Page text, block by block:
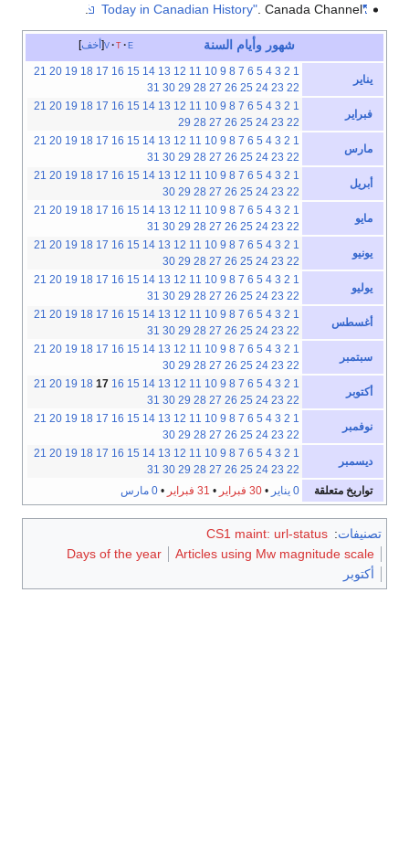
"Today in Canadian History"
. Canada Channel.
أخف v t e شهور وأيام السنة
يناير
1
2
3
4
5
6
7
8
9
10
11
12
13
14
15
16
17
18
19
20
21
22
23
24
25
26
27
28
29
30
31
فبراير
1
2
3
4
5
6
7
8
9
10
11
12
13
14
15
16
17
18
19
20
21
22
23
24
25
26
27
28
29
مارس
1
2
3
4
5
6
7
8
9
10
11
12
13
14
15
16
17
18
19
20
21
22
23
24
25
26
27
28
29
30
31
أبريل
1
2
3
4
5
6
7
8
9
10
11
12
13
14
15
16
17
18
19
20
21
22
23
24
25
26
27
28
29
30
مايو
1
2
3
4
5
6
7
8
9
10
11
12
13
14
15
16
17
18
19
20
21
22
23
24
25
26
27
28
29
30
31
يونيو
1
2
3
4
5
6
7
8
9
10
11
12
13
14
15
16
17
18
19
20
21
22
23
24
25
26
27
28
29
30
يوليو
1
2
3
4
5
6
7
8
9
10
11
12
13
14
15
16
17
18
19
20
21
22
23
24
25
26
27
28
29
30
31
أغسطس
1
2
3
4
5
6
7
8
9
10
11
12
13
14
15
16
17
18
19
20
21
22
23
24
25
26
27
28
29
30
31
سبتمبر
1
2
3
4
5
6
7
8
9
10
11
12
13
14
15
16
17
18
19
20
21
22
23
24
25
26
27
28
29
30
أكتوبر
1
2
3
4
5
6
7
8
9
10
11
12
13
14
15
16
17
18
19
20
21
22
23
24
25
26
27
28
29
30
31
نوفمبر
1
2
3
4
5
6
7
8
9
10
11
12
13
14
15
16
17
18
19
20
21
22
23
24
25
26
27
28
29
30
ديسمبر
1
2
3
4
5
6
7
8
9
10
11
12
13
14
15
16
17
18
19
20
21
22
23
24
25
26
27
28
29
30
31
تواريخ متعلقة
0 يناير •30 فبراير • 31 فبراير •0 مارس
تصنيفات:
CS1 maint: url-status
Articles using Mw magnitude scale
Days of the year
أكتوبر